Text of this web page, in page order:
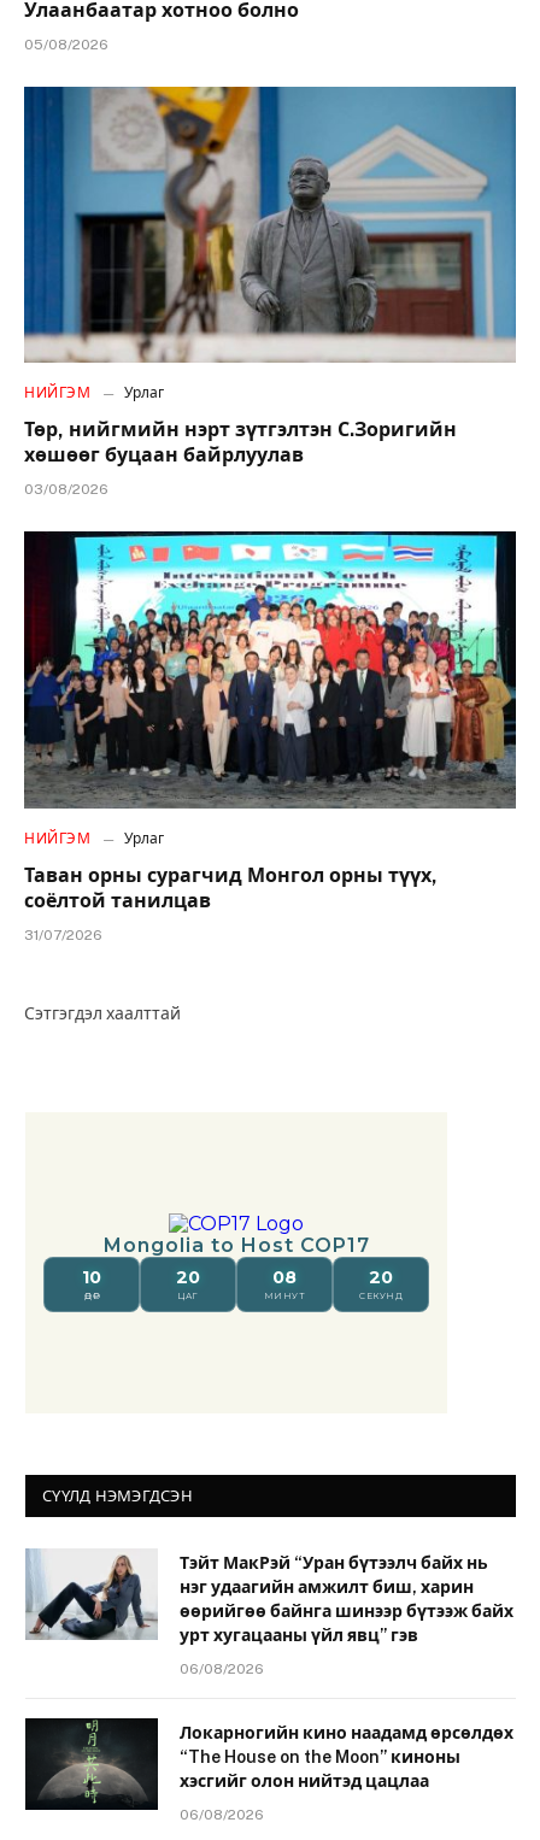
Улаанбаатар хотноо болно
05/08/2026
НИЙГЭМ Урлаг
Төр, нийгмийн нэрт зүтгэлтэн С.Зоригийн
хөшөөг буцаан байрлуулав
03/08/2026
НИЙГЭМ Урлаг
Таван орны сурагчид Монгол орны түүх,
соёлтой танилцав
31/07/2026
Сэтгэгдэл хаалттай
СҮҮЛД НЭМЭГДСЭН
Тэйт МакРэй “Уран бүтээлч байх нь
нэг удаагийн амжилт биш, харин
өөрийгөө байнга шинээр бүтээж байх
урт хугацааны үйл явц” гэв
06/08/2026
Локарногийн кино наадамд өрсөлдөх
“The House on the Moon” киноны
хэсгийг олон нийтэд цацлаа
06/08/2026